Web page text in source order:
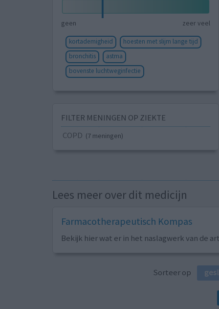
geen zeer veel
kortademigheid
hoesten met slijm lange tijd
bronchitis
astma
bovenste luchtweginfectie
FILTER MENINGEN OP ZIEKTE
COPD (7 meningen)
Lees meer over dit medicijn
Farmacotherapeutisch Kompas
Bekijk hier wat er in het naslagwerk van de
Sorteer op